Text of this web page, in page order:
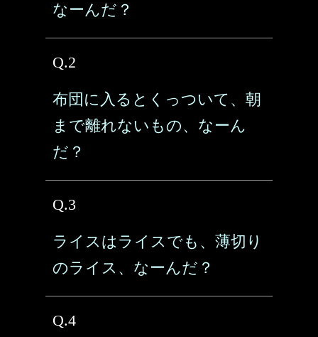
なーんだ？
Q.2
布団に入るとくっついて、朝
まで離れないもの、なーん
だ？
Q.3
ライスはライスでも、薄切り
のライス、なーんだ？
Q.4